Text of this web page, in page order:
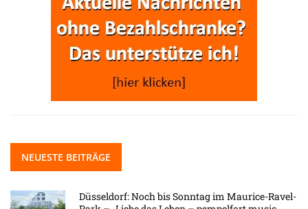
NEUESTE BEITRÄGE
Düsseldorf: Noch bis Sonntag im Maurice-Ravel-